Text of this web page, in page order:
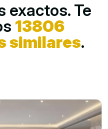
exactos. Te
13806
similares.